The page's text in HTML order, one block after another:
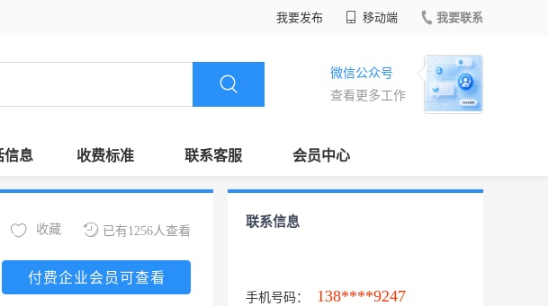
我要发布 移动端 我要联系
微信公众号
查看更多工作
信息 收费标准 联系客服 会员中心
已有1256人查看
收藏
付费企业会员可查看
联系信息
手机号码： 138****9247